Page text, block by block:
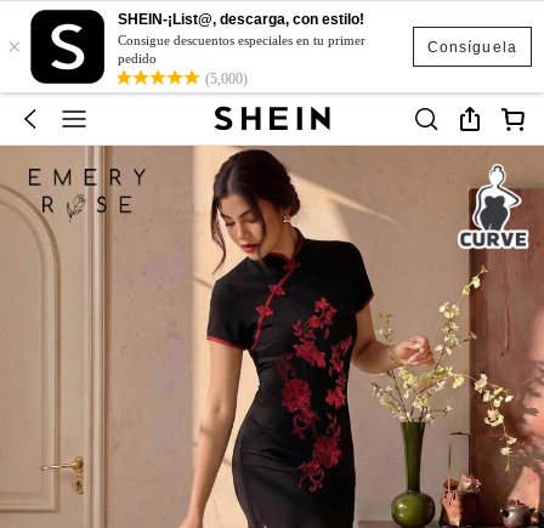
Consíguela
×
SHEIN-¡List@, descarga, con estilo!
Consigue descuentos especiales en tu primer
pedido
(5,000)